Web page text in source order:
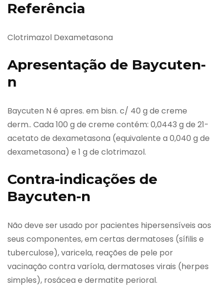
Referência
Clotrimazol Dexametasona
Apresentação de Baycuten-
n
Baycuten N é apres. em bisn. c/ 40 g de creme
derm.. Cada 100 g de creme contém: 0,0443 g de 21-
acetato de dexametasona (equivalente a 0,040 g de
dexametasona) e 1 g de clotrimazol.
Contra-indicações de
Baycuten-n
Não deve ser usado por pacientes hipersensíveis aos
seus componentes, em certas dermatoses (sífilis e
tuberculose), varicela, reações de pele por
vacinação contra varíola, dermatoses virais (herpes
simples), rosácea e dermatite perioral.